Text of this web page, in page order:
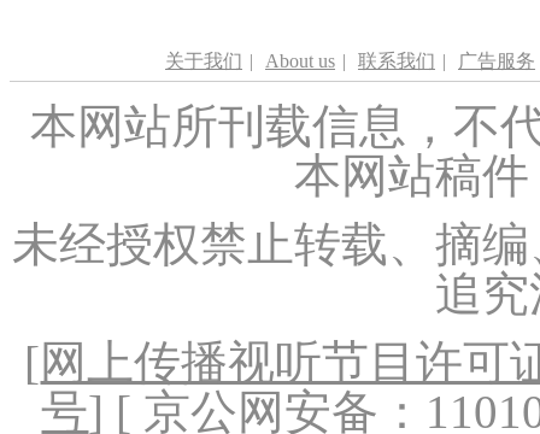
关于我们 | About us | 联系我们 | 广告服务
本网站所刊载信息，不
本网站稿
未经授权禁止转载、摘
追
[网上传播视听节目许可
号] [ 京公网安备：